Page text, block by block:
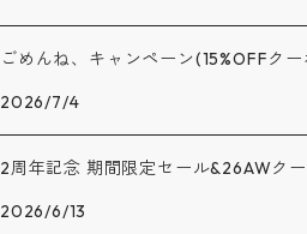
ごめんね、キャンペーン(15%OFFク
2026/7/4
2周年記念 期間限定セール&26AWク
2026/6/13